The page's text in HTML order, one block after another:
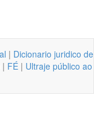
| Dicionario juridico de
| FÉ | Ultraje público ao